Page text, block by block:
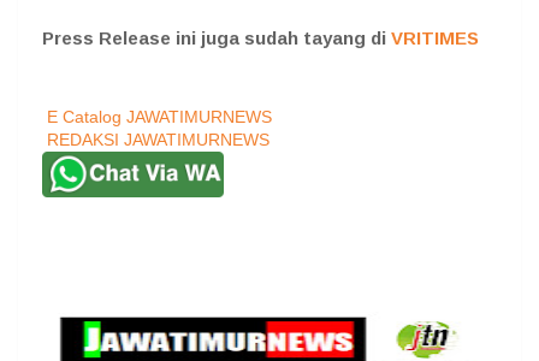
Press Release ini juga sudah tayang di VRITIMES
E Catalog JAWATIMURNEWS
REDAKSI JAWATIMURNEWS